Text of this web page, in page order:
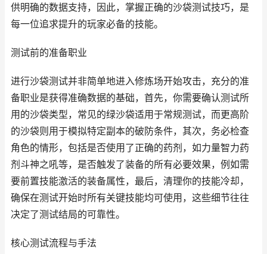
供明确的数据支持，因此，掌握正确的沙袋测试技巧，是
每一位追求提升的玩家必备的技能。
测试前的准备职业
进行沙袋测试并非简单地进入修炼场开始攻击，充分的准
备职业是获得准确数据的基础，首先，你需要确认测试所
用的沙袋类型，常见的绿沙袋适用于常规测试，而更高阶
的沙袋则用于模拟特定副本的破防条件，其次，务必检查
角色的情形，包括是否使用了正确的药剂，如力量智力药
剂斗神之吼等，是否触发了装备的所有必要效果，例如需
要前置技能激活的装备属性，最后，清理你的技能冷却，
确保在测试开始时所有关键技能均可使用，这些细节往往
决定了测试结局的可靠性。
核心测试流程与手法